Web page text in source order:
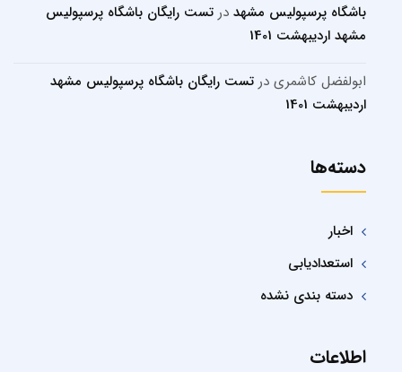
باشگاه پرسپولیس مشهد در تست رایگان باشگاه پرسپولیس
مشهد اردیبهشت 1401
ابولفضل کاشمری در تست رایگان باشگاه پرسپولیس مشهد
اردیبهشت 1401
دسته‌ها
اخبار
استعدادیابی
دسته بندی نشده
اطلاعات